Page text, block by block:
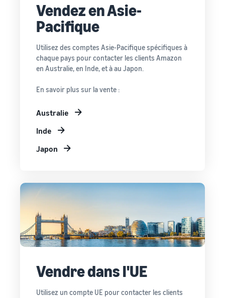
Vendez en Asie-
Pacifique
Utilisez des comptes Asie-Pacifique spécifiques à
chaque pays pour contacter les clients Amazon
en Australie, en Inde, et à au Japon.
En savoir plus sur la vente :
Australie
Inde
Japon
Vendre dans l'UE
Utilisez un compte UE pour contacter les clients